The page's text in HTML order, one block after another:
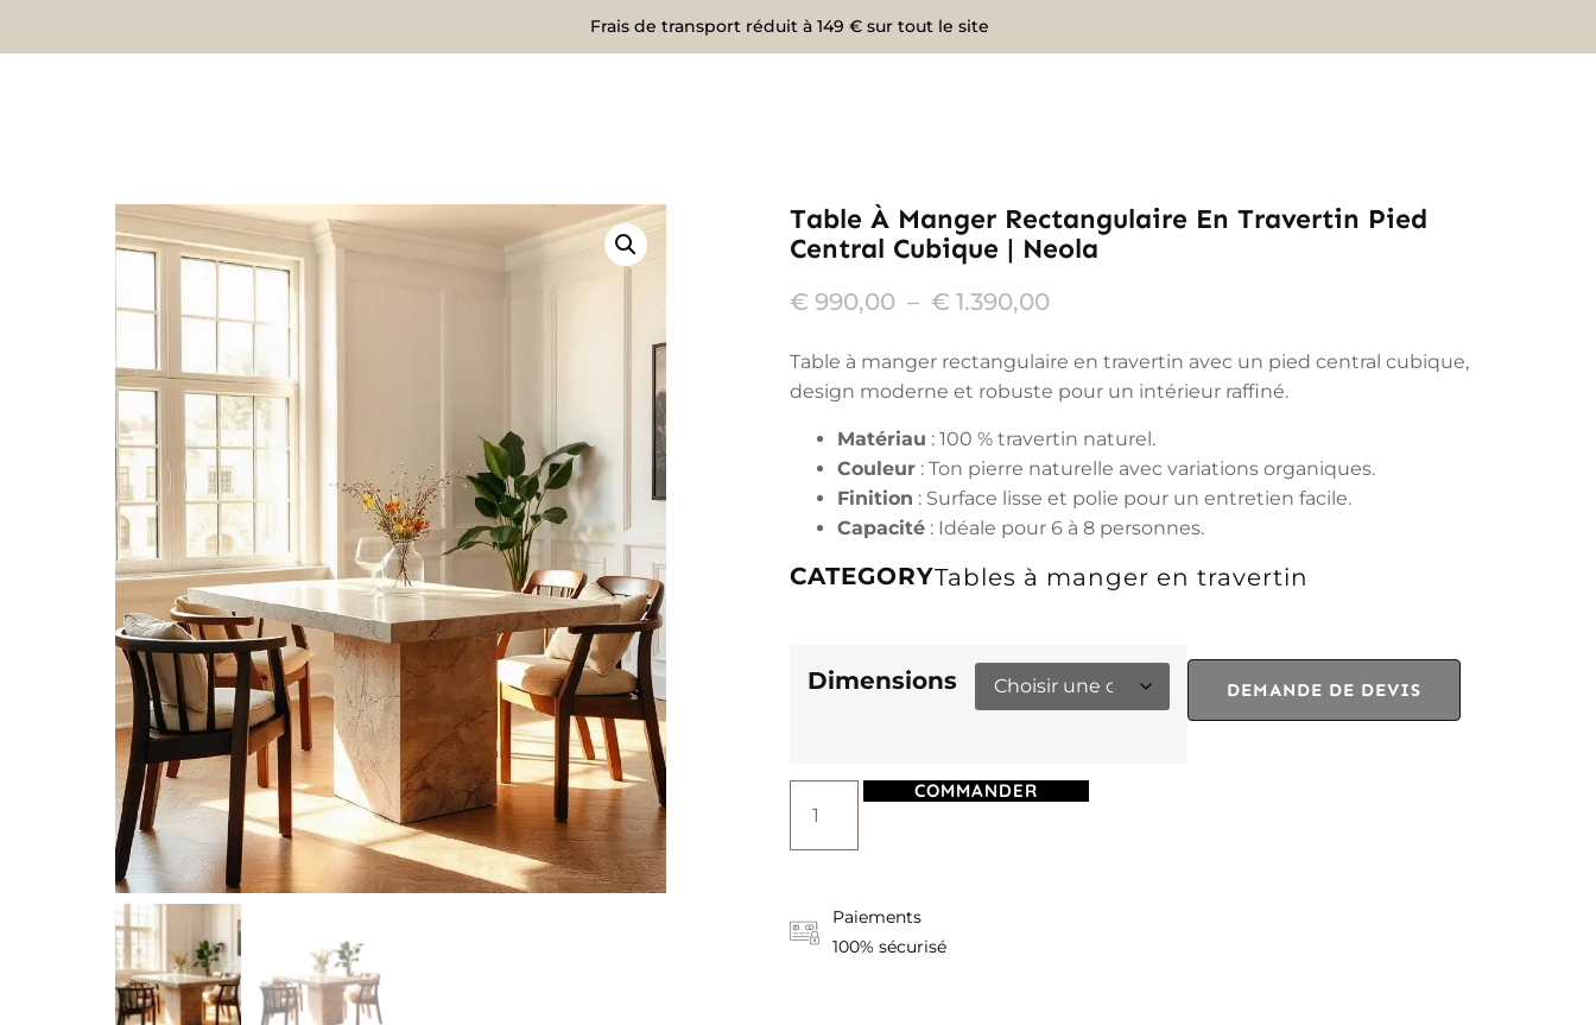
Frais de transport réduit à 149 € sur tout le site
Table À Manger Rectangulaire En Travertin Pied
Central Cubique | Neola
€ 990,00 – € 1.390,00
Table à manger rectangulaire en travertin avec un pied central cubique,
design moderne et robuste pour un intérieur raffiné.
Matériau : 100 % travertin naturel.
Couleur: Ton pierre naturelle avec variations organiques.
Finition : Surface lisse et polie pour un entretien facile.
Capacité: Idéale pour 6 à 8 personnes.
CATEGORYTables à manger en travertin
Dimensions
COMMANDER
DEMANDE DE DEVIS
Paiements
100% sécurisé